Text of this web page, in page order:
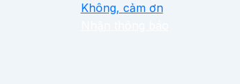
Không, cảm ơn